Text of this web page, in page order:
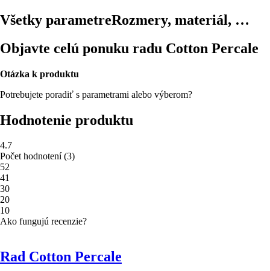
Všetky parametreRozmery, materiál, …
Objavte celú ponuku radu Cotton Percale
Otázka k produktu
Potrebujete poradiť s parametrami alebo výberom?
Hodnotenie produktu
4.7
Počet hodnotení(3)
52
41
30
20
10
Ako fungujú recenzie?
Rad Cotton Percale